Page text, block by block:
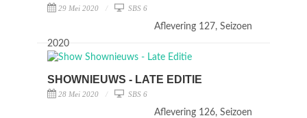
29 Mei 2020 SBS 6
Aflevering 127, Seizoen
2020
SHOWNIEUWS - LATE EDITIE
28 Mei 2020 SBS 6
Aflevering 126, Seizoen